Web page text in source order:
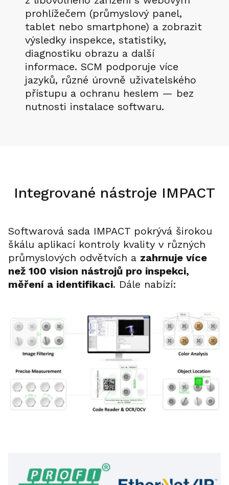
prohlížečem (průmyslový panel,
tablet nebo smartphone) a zobrazit
výsledky inspekce, statistiky,
diagnostiku obrazu a další
informace. SCM podporuje více
jazyků, různé úrovně uživatelského
přístupu a ochranu heslem — bez
nutnosti instalace softwaru.
Integrované nástroje IMPACT
Softwarová sada IMPACT pokrývá širokou
škálu aplikací kontroly kvality v různých
průmyslových odvětvích a zahrnuje více
než 100 vision nástrojů pro inspekci,
měření a identifikaci. Dále nabízí: